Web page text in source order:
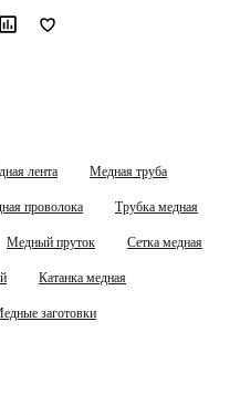
лента Медная труба
проволока Трубка медная
Медный пруток Сетка медная
Катанка медная
заготовки